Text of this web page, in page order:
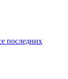
последних